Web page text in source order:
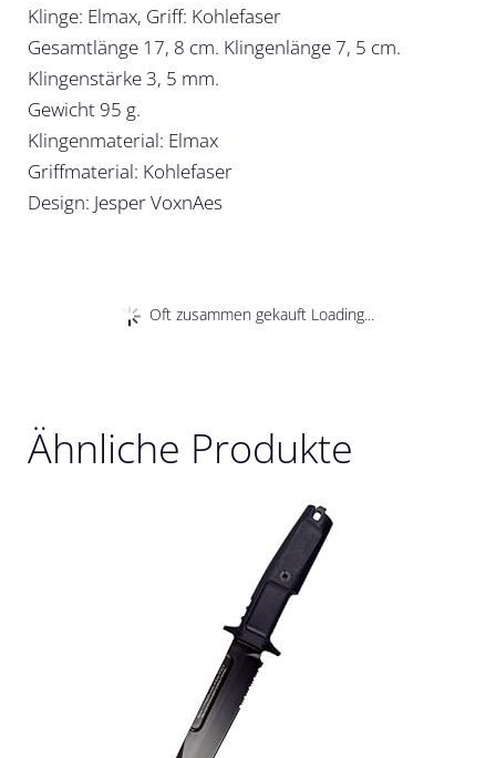
Klinge: Elmax, Griff: Kohlefaser
Gesamtlänge 17, 8 cm. Klingenlänge 7, 5 cm.
Klingenstärke 3, 5 mm.
Gewicht 95 g.
Klingenmaterial: Elmax
Griffmaterial: Kohlefaser
Design: Jesper VoxnAes
Oft zusammen gekauft Loading...
Ähnliche Produkte